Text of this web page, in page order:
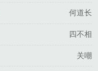
何道长
四不相
关嘲